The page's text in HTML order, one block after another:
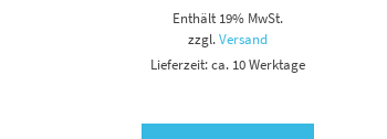
bis
Enthält 19% MwSt.
zzgl.Versand
Lieferzeit: ca. 10 Werktage